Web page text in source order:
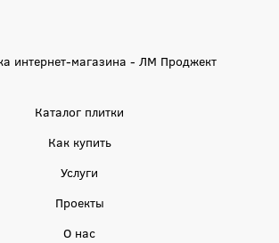
интернет-магазина - ЛМ Проджект
Каталог плитки
Как купить
Услуги
Проекты
О нас